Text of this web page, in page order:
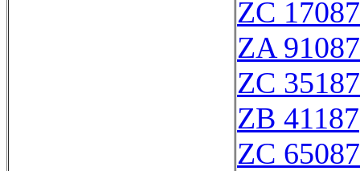
ZC 17087
ZA 91087
ZC 35187
ZB 41187
ZC 65087